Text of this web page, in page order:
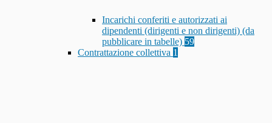
Incarichi conferiti e autorizzati ai
dipendenti (dirigenti e non dirigenti) (da
pubblicare in tabelle) 59
Contrattazione collettiva 1